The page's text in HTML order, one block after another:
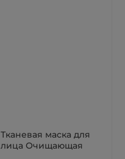
Тканевая маска для
лица Очищающая